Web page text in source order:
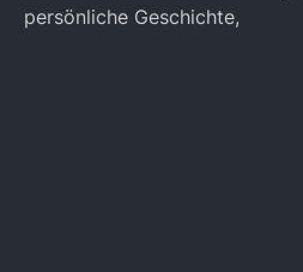
persönliche Geschichte,